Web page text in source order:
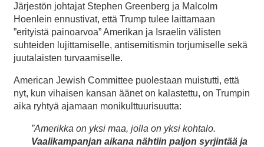
Järjestön johtajat Stephen Greenberg ja Malcolm
Hoenlein ennustivat, että Trump tulee laittamaan
”erityistä painoarvoa” Amerikan ja Israelin välisten
suhteiden lujittamiselle, antisemitismin torjumiselle sekä
juutalaisten turvaamiselle.
American Jewish Committee puolestaan muistutti, että
nyt, kun vihaisen kansan äänet on kalastettu, on Trumpin
aika ryhtyä ajamaan monikulttuurisuutta:
”Amerikka on yksi maa, jolla on yksi kohtalo.
Vaalikampanjan aikana nähtiin paljon syrjintää ja